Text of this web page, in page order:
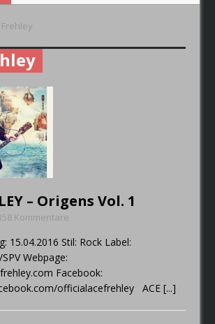
NEW MODEL ARMY – From Here
RUNRIG – The Last Dance –
Farewell Concert
CRYSTAL BALL – Das Album soll
die Band im Jahr 2019
– Origens Vol. 1
Kommentare
15.04.2016 Stil: Rock Label:
Webpage:
Facebook:
officialacefrehley ACE[...]